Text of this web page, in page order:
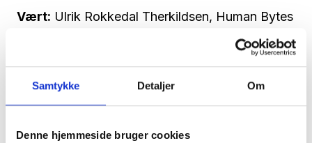
Samtykke Detaljer Om
Denne hjemmeside bruger cookies
Vært: Ulrik Rokkedal Therkildsen, Human Bytes